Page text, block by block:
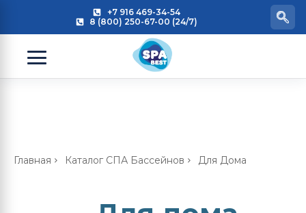
+7 916 469-34-54
8 (800) 250-67-00 (24/7)
Главная Каталог СПА Бассейнов Для Дома